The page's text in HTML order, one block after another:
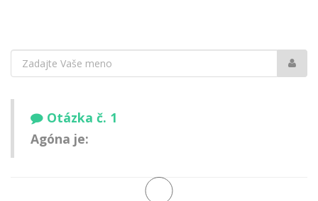
Vaše
meno:
Otázka č. 1
Agóna je: